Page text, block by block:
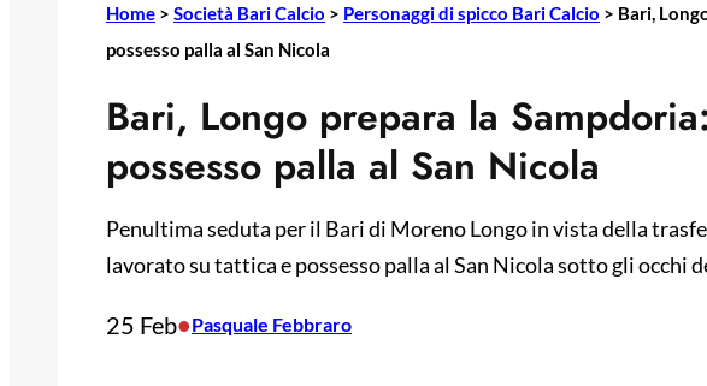
Home > Società Bari Calcio > Personaggi di spicco Bari Calcio > Bari,
possesso palla al San Nicola
Bari, Longo prepara la
possesso palla al San Nicola
Penultima seduta per il Bari di Moreno Longo in vista della
lavorato su tattica e possesso palla al San Nicola sotto gli occhi
25 Feb•Pasquale Febbraro